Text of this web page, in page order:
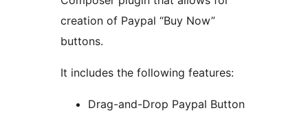
creation of Paypal “Buy Now”
buttons.
It includes the following features:
Drag-and-Drop Paypal Button